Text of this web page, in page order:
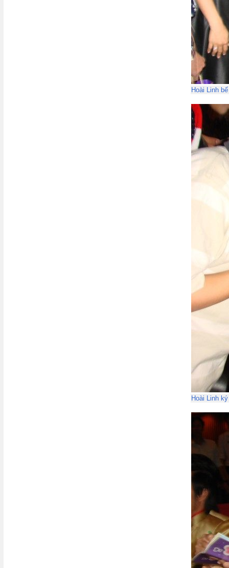
Hoài Linh
Hoài Linh